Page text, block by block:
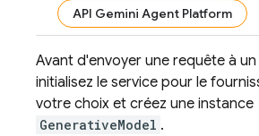
API Gemini Agent Platform
Avant d'envoyer une requête à
initialisez le service pour le
votre choix et créez une instance
GenerativeModel .